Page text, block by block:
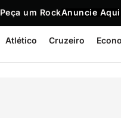
Peça um RockAnuncie Aqui
Atlético Cruzeiro